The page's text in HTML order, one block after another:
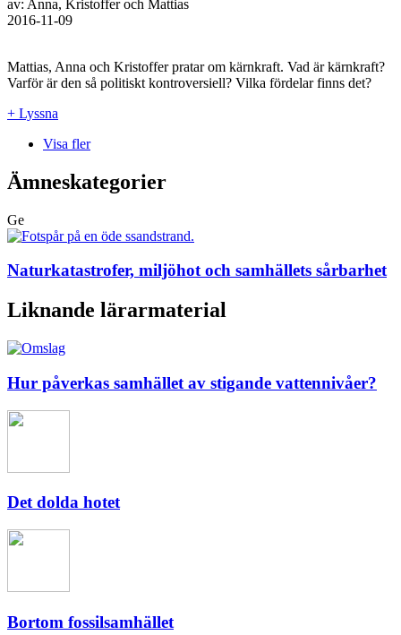
av: Anna, Kristoffer och Mattias
2016-11-09
Mattias, Anna och Kristoffer pratar om kärnkraft. Vad är kärnkraft?
Varför är den så politiskt kontroversiell? Vilka fördelar finns det?
+ Lyssna
Visa fler
Ämneskategorier
Ge
Naturkatastrofer, miljöhot och samhällets sårbarhet
Liknande lärarmaterial
Hur påverkas samhället av stigande vattennivåer?
Det dolda hotet
Bortom fossilsamhället